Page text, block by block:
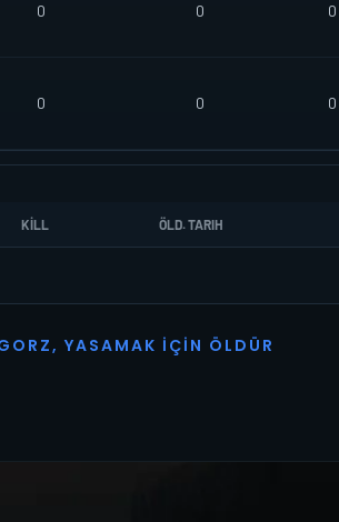
0 0 0
0 0 0
KILL ÖLD. TARIH
O R Z, YASAMAK İ ÇI N Ö L D Ü R